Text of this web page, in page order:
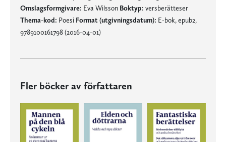
Omslagsformgivare: Eva Wilsson Boktyp: versberätteser
Thema-kod: Poesi Format (utgivningsdatum): E-bok, epub2,
9789100161798 (2016-04-01)
Fler böcker av författaren